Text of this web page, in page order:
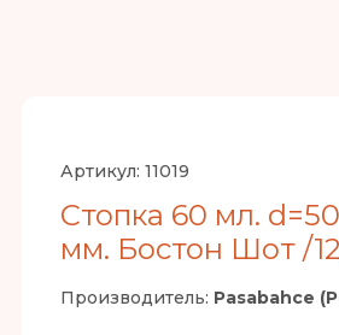
Артикул: 11019
Стопка 60 мл.
мм. Бостон Шот /
Производитель: Pasabahce